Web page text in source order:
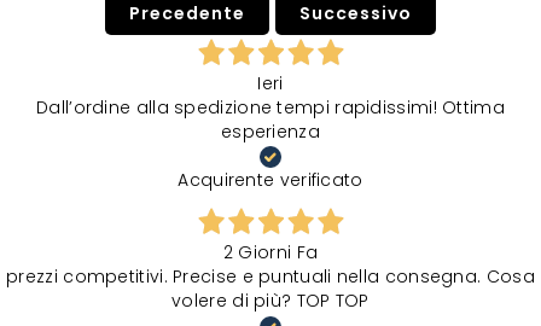
Precedente
Successivo
Ieri
Dall’ordine alla spedizione tempi rapidissimi! Ottima
esperienza
Acquirente verificato
2 Giorni Fa
prezzi competitivi. Precise e puntuali nella consegna. Cosa
volere di più? TOP TOP